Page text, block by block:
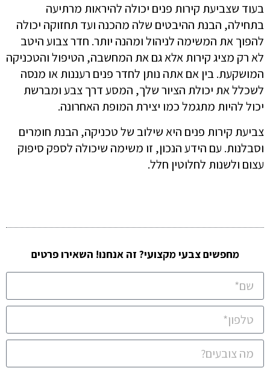
בעוד שצביעת קירות פנים יכולה להיראות מרתיעה
בתחילה, הבנת ההיבטים שלה מהכנה ועד תחזוקה יכולה
להפוך את המשימה לניהול ומהנה יותר. חדר צבוע היטב
לא רק מציג קירות אלא גם את המחשבה, הטיפול והטכניקה
המושקעת. בין אם אתה נותן לחדר פנים רעננות או מנסה
לשכלל את יכולת הציור שלך, המסע דרך צבע ומברשת
יכול להיות מתגמל כמו יצירת המופת האחרונה.
צביעת קירות פנים היא שילוב של טכניקה, הבנת חומרים
וסבלנות. עם הידע הנכון, זו משימה שיכולה לספק סיפוק
עצום ולשנות לחלוטין חלל.
מחפשים צבעי מקצועי? זה אנחנו! השאירו פרטים